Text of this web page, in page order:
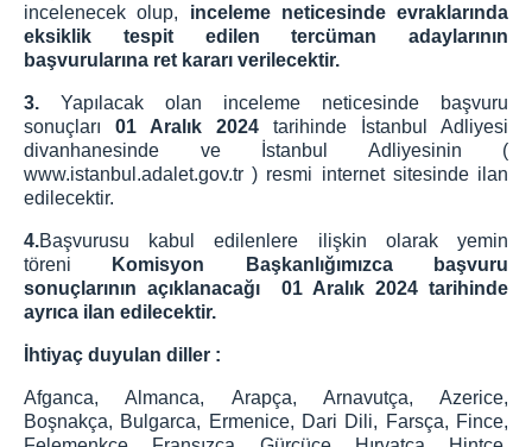
incelenecek olup, inceleme neticesinde evraklarında
eksiklik tespit edilen tercüman adaylarının
başvurularına ret kararı verilecektir.
3. Yapılacak olan inceleme neticesinde başvuru
sonuçları 01 Aralık 2024 tarihinde İstanbul Adliyesi
divanhanesinde ve İstanbul Adliyesinin (
www.istanbul.adalet.gov.tr ) resmi internet sitesinde ilan
edilecektir.
4.Başvurusu kabul edilenlere ilişkin olarak yemin
töreni
Komisyon Başkanlığımızca başvuru
sonuçlarının açıklanacağı 01 Aralık 2024 tarihinde
ayrıca ilan edilecektir.
İhtiyaç duyulan diller :
Afganca, Almanca, Arapça, Arnavutça, Azerice,
Boşnakça, Bulgarca, Ermenice, Dari Dili, Farsça, Fince,